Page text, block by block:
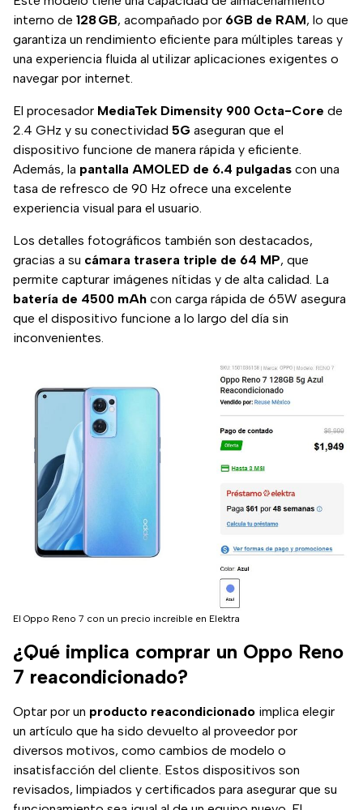
interno de 128 GB, acompañado por 6GB de RAM, lo que
garantiza un rendimiento eficiente para múltiples tareas y
una experiencia fluida al utilizar aplicaciones exigentes o
navegar por internet.
El procesador MediaTek Dimensity 900 Octa-Core de
2.4 GHz y su conectividad 5G aseguran que el
dispositivo funcione de manera rápida y eficiente.
Además, la pantalla AMOLED de 6.4 pulgadas con una
tasa de refresco de 90 Hz ofrece una excelente
experiencia visual para el usuario.
Los detalles fotográficos también son destacados,
gracias a su cámara trasera triple de 64 MP, que
permite capturar imágenes nítidas y de alta calidad. La
batería de 4500 mAh con carga rápida de 65W asegura
que el dispositivo funcione a lo largo del día sin
inconvenientes.
El Oppo Reno 7 con un precio increíble en Elektra
¿Qué implica comprar un Oppo Reno
7 reacondicionado?
Optar por un producto reacondicionado implica elegir
un artículo que ha sido devuelto al proveedor por
diversos motivos, como cambios de modelo o
insatisfacción del cliente. Estos dispositivos son
revisados, limpiados y certificados para asegurar que su